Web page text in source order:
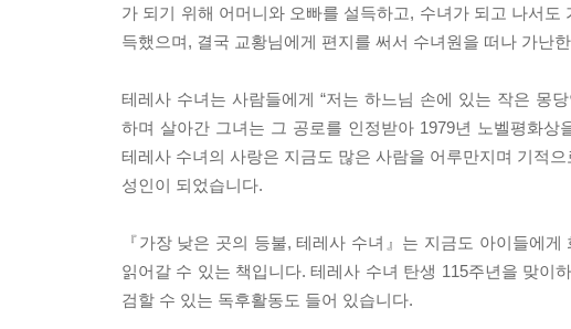
가 되기 위해 어머니와 오빠를 설득하고, 수녀가 되고 나서
득했으며, 결국 교황님에게 편지를 써서 수녀원을 떠나 가난
테레사 수녀는 사람들에게 “저는 하느님 손에 있는 작은 몽
하며 살아간 그녀는 그 공로를 인정받아 1979년 노벨평화
테레사 수녀의 사랑은 지금도 많은 사람을 어루만지며 기적
성인이 되었습니다.
『가장 낮은 곳의 등불, 테레사 수녀』는 지금도 아이들에
읽어갈 수 있는 책입니다. 테레사 수녀 탄생 115주년을 맞이
검할 수 있는 독후활동도 들어 있습니다.